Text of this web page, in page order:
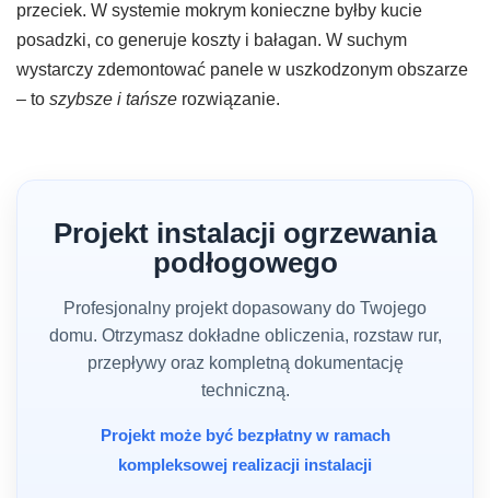
przeciek. W systemie mokrym konieczne byłby kucie
posadzki, co generuje koszty i bałagan. W suchym
wystarczy zdemontować panele w uszkodzonym obszarze
– to szybsze i tańsze rozwiązanie.
Projekt instalacji ogrzewania
podłogowego
Profesjonalny projekt dopasowany do Twojego
domu. Otrzymasz dokładne obliczenia, rozstaw rur,
przepływy oraz kompletną dokumentację
techniczną.
Projekt może być bezpłatny w ramach
kompleksowej realizacji instalacji